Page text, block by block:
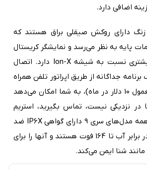
اضافی دارد.
دارای روکش صیقلی براق هستند که
مات پایه به نظر می‌رسد و نمایشگر کریستال
یاقوت کبود دوام‌ بیشتری نسبت به شیشه Ion-X دارد. اتصال
جداگانه از طریق اپراتور تلفن همراه
شما دارد (به طور معمول 10 دلار در ماه)، به شما امکان می‌دهد
در نزدیکی نیست، تماس بگیرید، استریم
کنید و پیام دهید. همه مدل‌های سری 9 دارای گواهی IP6X ضد
گرد و غبار و WR50 در برابر آب تا 164 فوت هستند و آنها را برای
شنا ایمن می‌کند.